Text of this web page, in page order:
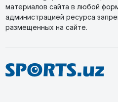
материалов сайта в любой
администрацией ресурса
размещенных на сайте.